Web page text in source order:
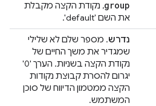
group, נקודת הקצה מקבלת
את השם 'default'.
נדרש. מספר שלם לא שלילי
שמגדיר את משך החיים של
נקודת הקצה בשניות. הערך '0'
יגרום להסרת קבוצת נקודות
הקצה ממטמון הדיווח של סוכן
המשתמש.